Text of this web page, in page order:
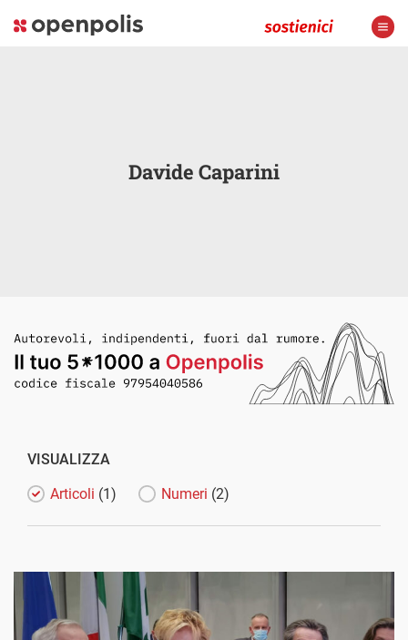
Davide Caparini
VISUALIZZA
Articoli (1) Numeri (2)